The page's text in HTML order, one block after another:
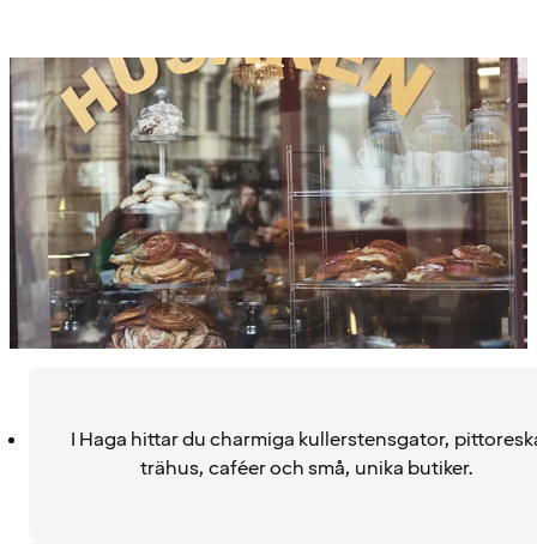
I Haga hittar du charmiga kullerstensgator,
trähus, caféer och små, unika butiker.